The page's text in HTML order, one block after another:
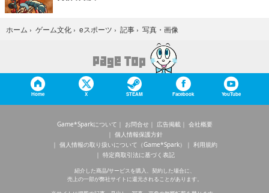
ホーム › ゲーム文化 › eスポーツ › 記事 › 写真・画像
Home X STEAM Facebook YouTube
Game*Sparkについて お問合せ 広告掲載
会社概要
個人情報保護方針
個人情報の取り扱いについて（Game*Spark）
利用規約
特定商取引法に基づく表記
紹介した商品/サービスを購入、契約した場合に、
売上の一部が弊社サイトに還元されることがあります。